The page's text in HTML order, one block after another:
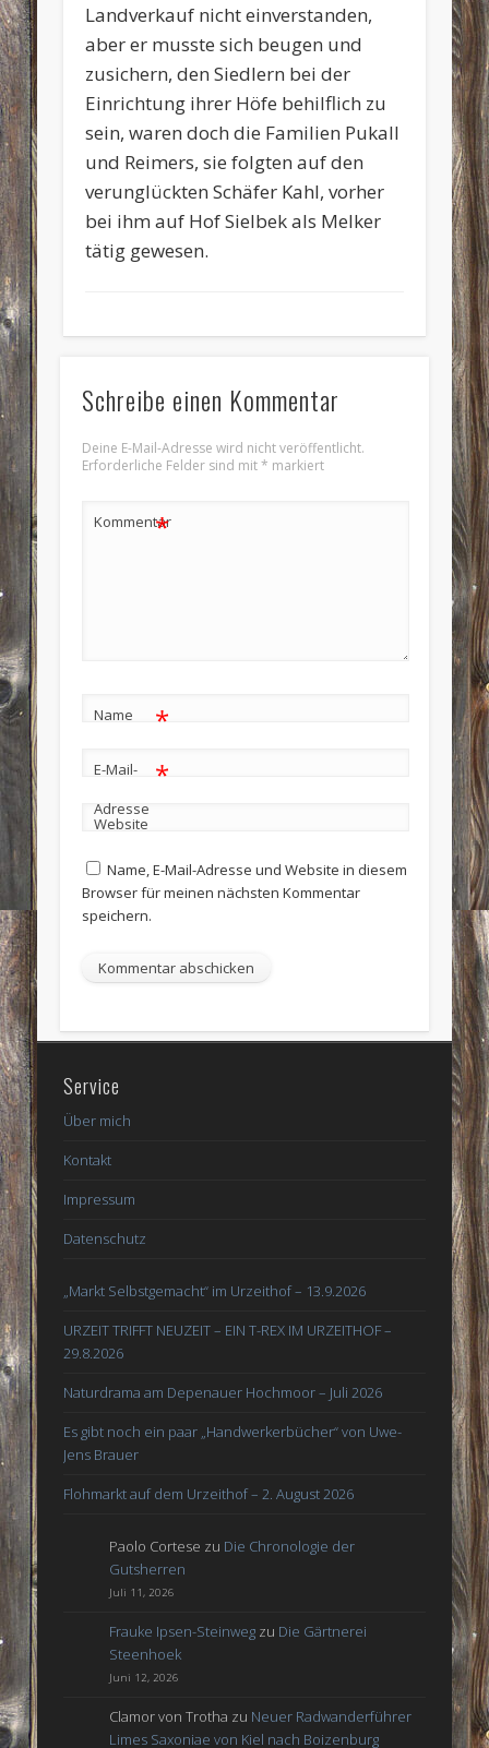
Landverkauf nicht einverstanden,
aber er musste sich beugen und
zusichern, den Siedlern bei der
Einrichtung ihrer Höfe behilflich zu
sein, waren doch die Familien Pukall
und Reimers, sie folgten auf den
verunglückten Schäfer Kahl, vorher
bei ihm auf Hof Sielbek als Melker
tätig gewesen.
Schreibe einen Kommentar
Deine E-Mail-Adresse wird nicht veröffentlicht.
Erforderliche Felder sind mit* markiert
Kommentar
*
Name *
E-Mail-
Adresse
*
Website
Name, E-Mail-Adresse und Website in diesem
Browser für meinen nächsten Kommentar
speichern.
Service
Über mich
Kontakt
Impressum
Datenschutz
„Markt Selbstgemacht“ im Urzeithof – 13.9.2026
URZEIT TRIFFT NEUZEIT – EIN T-REX IM URZEITHOF –
29.8.2026
Naturdrama am Depenauer Hochmoor – Juli 2026
Es gibt noch ein paar „Handwerkerbücher“ von Uwe-
Jens Brauer
Flohmarkt auf dem Urzeithof – 2. August 2026
Paolo Cortese zu Die Chronologie der
Gutsherren
Juli 11, 2026
Frauke Ipsen-Steinweg zu Die Gärtnerei
Steenhoek
Juni 12, 2026
Clamor von Trotha zu Neuer Radwanderführer
Limes Saxoniae von Kiel nach Boizenburg